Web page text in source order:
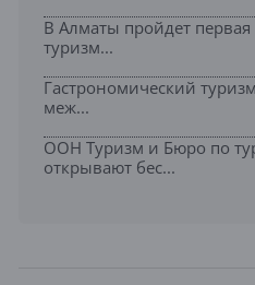
В Алматы пройдет
туризм...
Гастрономический
меж...
ООН Туризм и Бюро по
открывают бес...